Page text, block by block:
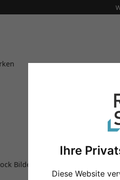
Ihre
Diese Website
Bilderrahmen